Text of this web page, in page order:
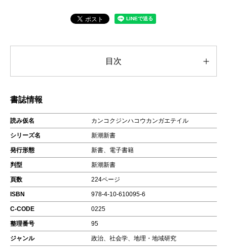
目次
書誌情報
読み仮名 カンコクジンハコウカンガエテイル
シリーズ名 新潮新書
発行形態 新書、電子書籍
判型 新潮新書
頁数 224ページ
ISBN 978-4-10-610095-6
C-CODE 0225
整理番号 95
ジャンル 政治、社会学、地理・地域研究